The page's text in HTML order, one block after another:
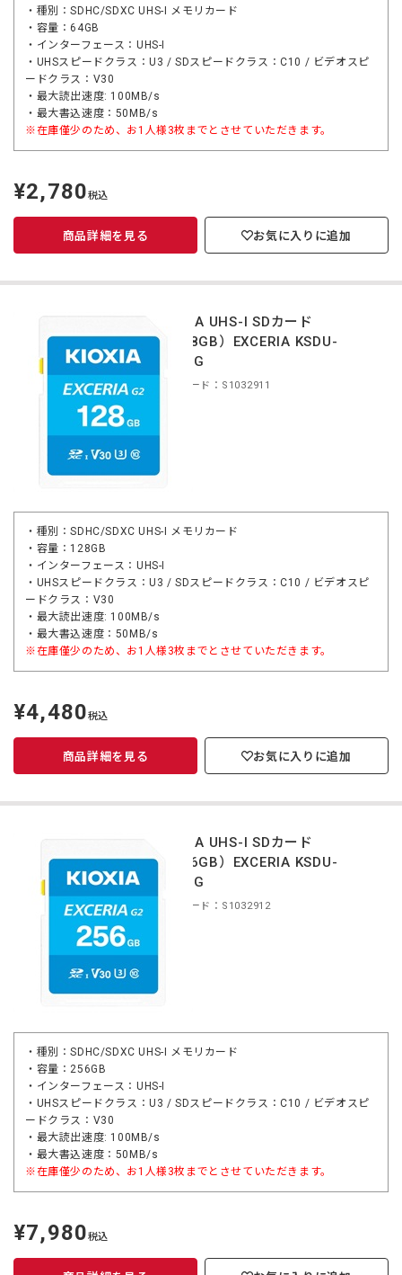
・種別：SDHC/SDXC UHS-I メモリカード
・容量：64GB
・インターフェース：UHS-I
・UHSスピードクラス：U3 / SDスピードクラス：C10 / ビデオスピ
ードクラス：V30
・最大読出速度: 100MB/s
・最大書込速度：50MB/s
※在庫僅少のため、お1人様3枚までとさせていただきます。
定
価
¥2,780税込
商品詳細を見る お気に入りに追加
KIOXIA UHS-I SDカード
（128GB）EXCERIA KSDU-
B128G
商品コード：S1032911
・種別：SDHC/SDXC UHS-I メモリカード
・容量：128GB
・インターフェース：UHS-I
・UHSスピードクラス：U3 / SDスピードクラス：C10 / ビデオスピ
ードクラス：V30
・最大読出速度: 100MB/s
・最大書込速度：50MB/s
※在庫僅少のため、お1人様3枚までとさせていただきます。
定
価
¥4,480税込
商品詳細を見る お気に入りに追加
KIOXIA UHS-I SDカード
（256GB）EXCERIA KSDU-
B256G
商品コード：S1032912
・種別：SDHC/SDXC UHS-I メモリカード
・容量：256GB
・インターフェース：UHS-I
・UHSスピードクラス：U3 / SDスピードクラス：C10 / ビデオスピ
ードクラス：V30
・最大読出速度: 100MB/s
・最大書込速度：50MB/s
※在庫僅少のため、お1人様3枚までとさせていただきます。
定
価
¥7,980税込